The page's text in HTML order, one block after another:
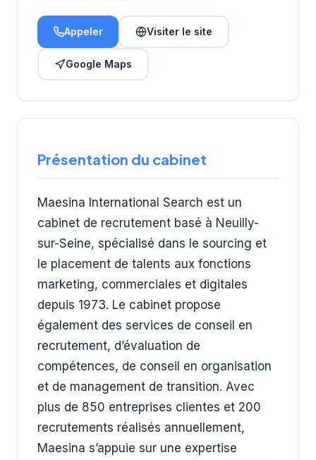
Appeler Visiter le site
Google Maps
Présentation du cabinet
Maesina International Search est un
cabinet de recrutement basé à Neuilly-
sur-Seine, spécialisé dans le sourcing et
le placement de talents aux fonctions
marketing, commerciales et digitales
depuis 1973. Le cabinet propose
également des services de conseil en
recrutement, d’évaluation de
compétences, de conseil en organisation
et de management de transition. Avec
plus de 850 entreprises clientes et 200
recrutements réalisés annuellement,
Maesina s’appuie sur une expertise